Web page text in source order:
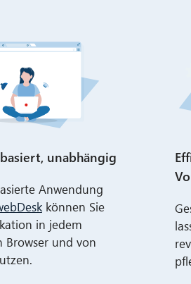
unabhängig
Anwendung
können Sie
in jedem
Browser und von